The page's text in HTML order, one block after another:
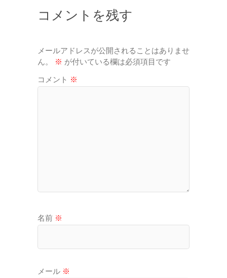
コメントを残す
メールアドレスが公開されることはありませ
ん。
※ が付いている欄は必須項目です
コメント ※
名前 ※
メール ※